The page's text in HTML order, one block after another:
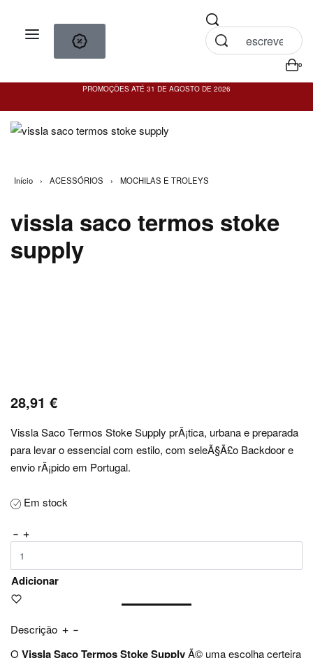
0
PROMOÇÕES ATÉ 31 DE AGOSTO DE 2026
Início › ACESSÓRIOS › MOCHILAS E TROLEYS
vissla saco termos stoke
supply
28,91 €
Vissla Saco Termos Stoke Supply prÃ¡tica, urbana e preparada
para levar o essencial com estilo, com seleÃ§Ã£o Backdoor e
envio rÃ¡pido em Portugal.
Em stock
Adicionar
Descrição
O Vissla Saco Termos Stoke SupplyÃ© uma escolha certeira